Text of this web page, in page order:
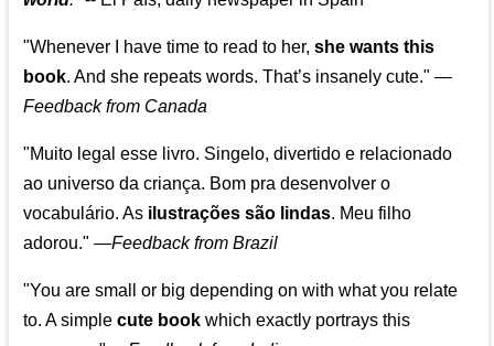
"Whenever I have time to read to her,she wants this
book. And she repeats words. That’s insanely cute." —
Feedback from Canada
"Muito legal esse livro. Singelo, divertido e relacionado
ao universo da criança. Bom pra desenvolver o
vocabulário. As ilustrações são lindas. Meu filho
adorou." —Feedback from Brazil
"You are small or big depending on with what you relate
to. A simplecute book which exactly portrays this